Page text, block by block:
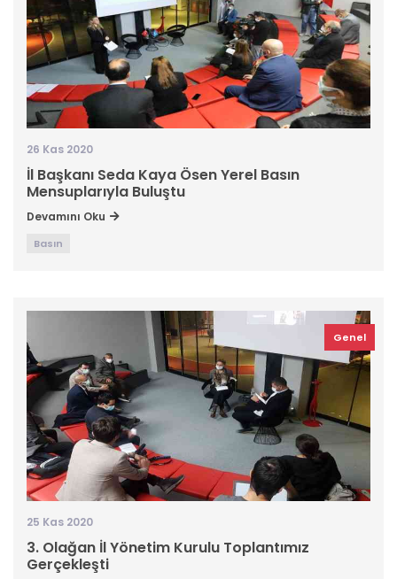
26 Kas 2020
İl Başkanı Seda Kaya Ösen Yerel Basın
Mensuplarıyla Buluştu
Devamını Oku
Basın
Genel
25 Kas 2020
3. Olağan İl Yönetim Kurulu Toplantımız
Gerçekleşti